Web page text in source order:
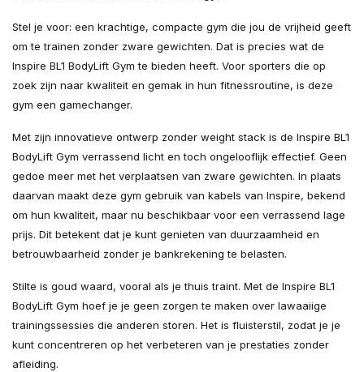
Stel je voor: een krachtige, compacte gym die jou de vrijheid geeft
om te trainen zonder zware gewichten. Dat is precies wat de
Inspire BL1 BodyLift Gym te bieden heeft. Voor sporters die op
zoek zijn naar kwaliteit en gemak in hun fitnessroutine, is deze
gym een gamechanger.
Met zijn innovatieve ontwerp zonder weight stack is de Inspire BL1
BodyLift Gym verrassend licht en toch ongelooflijk effectief. Geen
gedoe meer met het verplaatsen van zware gewichten. In plaats
daarvan maakt deze gym gebruik van kabels van Inspire, bekend
om hun kwaliteit, maar nu beschikbaar voor een verrassend lage
prijs. Dit betekent dat je kunt genieten van duurzaamheid en
betrouwbaarheid zonder je bankrekening te belasten.
Stilte is goud waard, vooral als je thuis traint. Met de Inspire BL1
BodyLift Gym hoef je je geen zorgen te maken over lawaaiige
trainingssessies die anderen storen. Het is fluisterstil, zodat je je
kunt concentreren op het verbeteren van je prestaties zonder
afleiding.